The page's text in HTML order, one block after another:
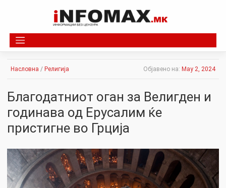
Насловна / Религија Објавено на: May 2, 2024
Благодатниот оган за Велигден и
годинава од Ерусалим ќе
пристигне во Грција